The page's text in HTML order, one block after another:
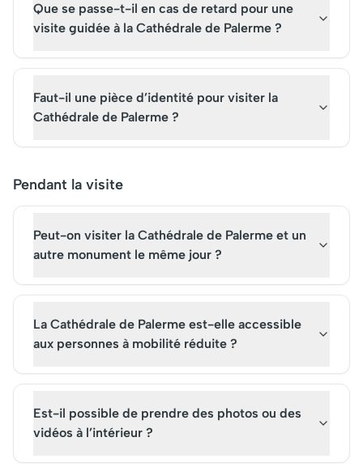
Que se passe-t-il en cas de retard pour une
visite guidée à la Cathédrale de Palerme ?
Faut-il une pièce d’identité pour visiter la
Cathédrale de Palerme ?
Pendant la visite
Peut-on visiter la Cathédrale de Palerme et un
autre monument le même jour ?
La Cathédrale de Palerme est-elle accessible
aux personnes à mobilité réduite ?
Est-il possible de prendre des photos ou des
vidéos à l’intérieur ?